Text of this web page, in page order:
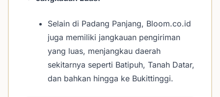
Selain di Padang Panjang, Bloom.co.id
juga memiliki jangkauan pengiriman
yang luas, menjangkau daerah
sekitarnya seperti Batipuh, Tanah Datar,
dan bahkan hingga ke Bukittinggi.